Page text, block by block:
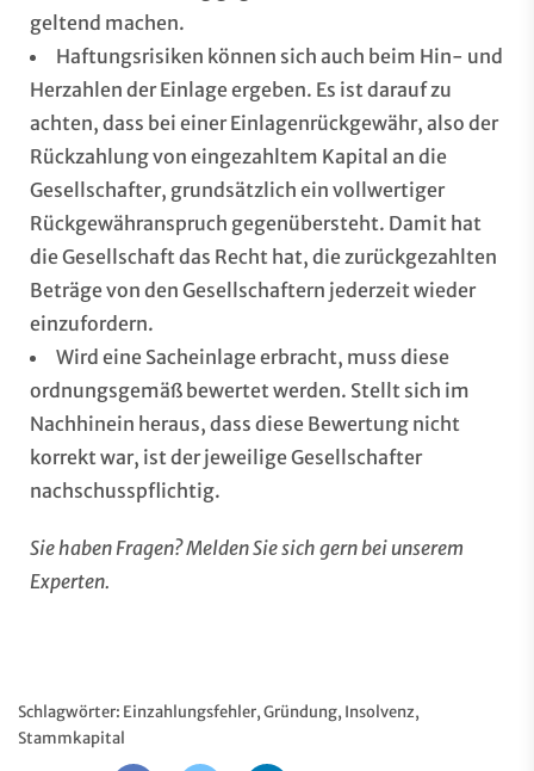
geltend machen.
Haftungsrisiken können sich auch beim Hin- und
Herzahlen der Einlage ergeben. Es ist darauf zu
achten, dass bei einer Einlagenrückgewähr, also der
Rückzahlung von eingezahltem Kapital an die
Gesellschafter, grundsätzlich ein vollwertiger
Rückgewähranspruch gegenübersteht. Damit hat
die Gesellschaft das Recht hat, die zurückgezahlten
Beträge von den Gesellschaftern jederzeit wieder
einzufordern.
Wird eine Sacheinlage erbracht, muss diese
ordnungsgemäß bewertet werden. Stellt sich im
Nachhinein heraus, dass diese Bewertung nicht
korrekt war, ist der jeweilige Gesellschafter
nachschusspflichtig.
Sie haben Fragen? Melden Sie sich gern bei unserem
Experten.
Schlagwörter: Einzahlungsfehler,Gründung, Insolvenz,
Stammkapital